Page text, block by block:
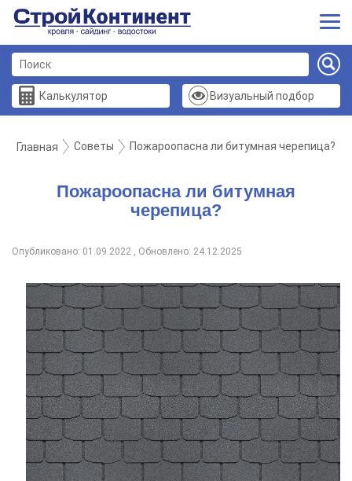
Калькулятор Визуальный подбор
Главная Советы Пожароопасна ли битумная черепица?
Пожароопасна ли битумная
черепица?
Опубликовано: 01.09.2022 , Обновлено: 24.12.2025